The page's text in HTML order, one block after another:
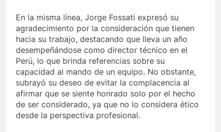
En la misma línea, Jorge Fossati expresó su
agradecimiento por la consideración que tienen
hacia su trabajo, destacando que lleva un año
desempeñándose como director técnico en el
Perú, lo que brinda referencias sobre su
capacidad al mando de un equipo. No obstante,
subrayó su deseo de evitar la complacencia al
afirmar que se siente honrado solo por el hecho
de ser considerado, ya que no lo considera ético
desde la perspectiva profesional.